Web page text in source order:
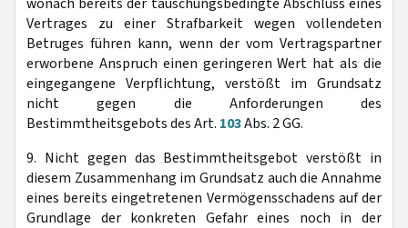
wonach bereits der täuschungsbedingte Abschluss eines
Vertrages zu einer Strafbarkeit wegen vollendeten
Betruges führen kann, wenn der vom Vertragspartner
erworbene Anspruch einen geringeren Wert hat als die
eingegangene Verpflichtung, verstößt im Grundsatz
nicht gegen die Anforderungen des
Bestimmtheitsgebots des Art. 103Abs. 2 GG.
9. Nicht gegen das Bestimmtheitsgebot verstößt in
diesem Zusammenhang im Grundsatz auch die Annahme
eines bereits eingetretenen Vermögensschadens auf der
Grundlage der konkreten Gefahr eines noch in der